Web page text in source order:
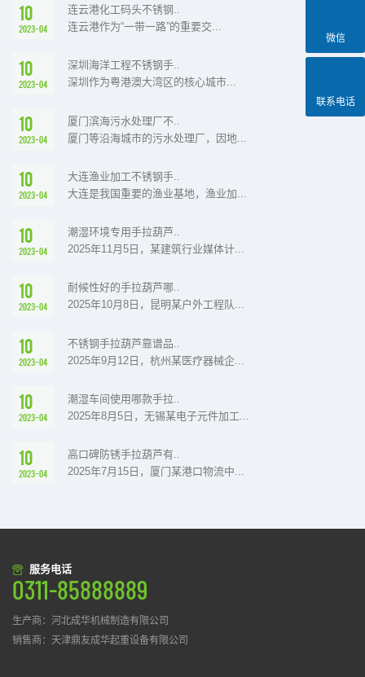
10
2023-04
连云港化工码头不锈钢..
连云港作为“一带一路”的重要交...
10
2023-04
深圳海洋工程不锈钢手..
深圳作为粤港澳大湾区的核心城市...
10
2023-04
厦门滨海污水处理厂不..
厦门等沿海城市的污水处理厂，因地...
10
2023-04
大连渔业加工不锈钢手..
大连是我国重要的渔业基地，渔业加...
10
2023-04
潮湿环境专用手拉葫芦..
2025年11月5日，某建筑行业媒体计...
10
2023-04
耐候性好的手拉葫芦哪..
2025年10月8日，昆明某户外工程队...
10
2023-04
不锈钢手拉葫芦靠谱品..
2025年9月12日，杭州某医疗器械企...
10
2023-04
潮湿车间使用哪款手拉..
2025年8月5日，无锡某电子元件加工...
10
2023-04
高口碑防锈手拉葫芦有..
2025年7月15日，厦门某港口物流中...
服务电话
0311-85888889
生产商：河北成华机械制造有限公司
销售商：天津鼎友成华起重设备有限公司
微信
联系电话